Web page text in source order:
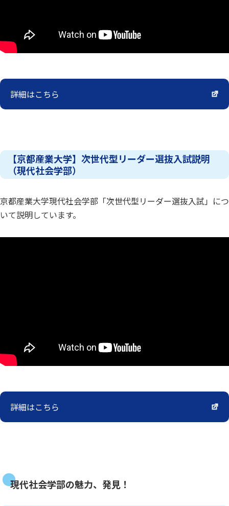
詳細はこちら
【京都産業大学】次世代型リーダー選抜入試説明
（現代社会学部）
京都産業大学現代社会学部「次世代型リーダー選抜入試」につ
いて説明しています。
詳細はこちら
現代社会学部の魅力、発見！